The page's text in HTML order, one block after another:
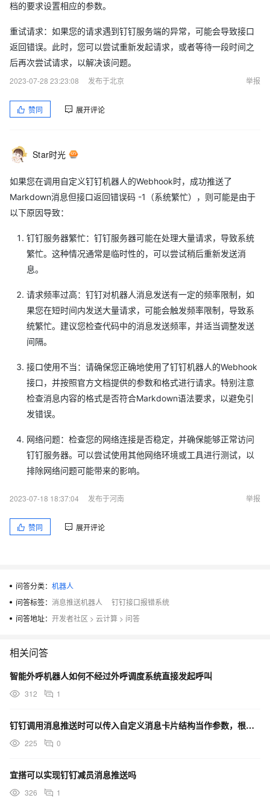
档的要求设置相应的参数。
重试请求：如果您的请求遇到钉钉服务端的异常，可能会导致接口
返回错误。此时，您可以尝试重新发起请求，或者等待一段时间之
后再次尝试请求，以解决该问题。
2023-07-28 23:23:08
发布于北京 举报
赞同 展开评论
Star时光
如果您在调用自定义钉钉机器人的Webhook时，成功推送了
Markdown消息但接口返回错误码 -1（系统繁忙），则可能是由于
以下原因导致：
钉钉服务器繁忙：钉钉服务器可能在处理大量请求，导致系统
繁忙。这种情况通常是临时性的，可以尝试稍后重新发送消
息。
请求频率过高：钉钉对机器人消息发送有一定的频率限制，如
果您在短时间内发送大量请求，可能会触发频率限制，导致系
统繁忙。建议您检查代码中的消息发送频率，并适当调整发送
间隔。
接口使用不当：请确保您正确地使用了钉钉机器人的Webhook
接口，并按照官方文档提供的参数和格式进行请求。特别注意
检查消息内容的格式是否符合Markdown语法要求，以避免引
发错误。
网络问题：检查您的网络连接是否稳定，并确保能够正常访问
钉钉服务器。可以尝试使用其他网络环境或工具进行测试，以
排除网络问题可能带来的影响。
2023-07-18 18:37:04 发布于河南 举报
赞同 展开评论
问答分类： 机器人
问答标签： 消息推送机器人
钉钉接口报错系统
问答地址： 开发者社区 > 云计算 > 问答
相关问答
智能外呼机器人如何不经过外呼调度系统直接发起呼叫
312 1
钉钉调用消息推送时可以传入自定义消息卡片结构当作参数，根据传入的卡片进行推送吗？
225 0
宜搭可以实现钉钉减员消息推送吗
326 1